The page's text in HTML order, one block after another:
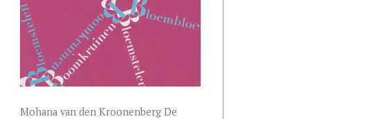
Mohana van den Kroonenberg De